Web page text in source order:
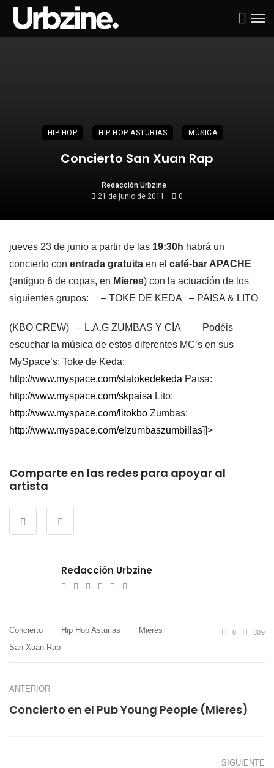
HIP HOP HIP HOP ASTURIAS MÚSICA
Concierto San Xuan Rap
Redacción Urbzine
21 de junio de 2011
0
jueves 23 de junio a partir de las 19:30h habrá un
concierto con entrada gratuita en el café-bar APACHE
(antiguo 6 de copas, en Mieres) con la actuación de los
siguientes grupos:
– TOKE DE KEDA – PAISA & LITO
(KBO CREW) – L.A.G ZUMBAS Y CÍA Podéis
escuchar la música de estos diferentes MC’s en sus
MySpace’s: Toke de Keda:
http://www.myspace.com/statokedekeda Paisa:
http://www.myspace.com/skpaisa Lito:
http://www.myspace.com/litokbo Zumbas:
http://www.myspace.com/elzumbaszumbillas]]>
Comparte en las redes para apoyar al
artista
Redacción Urbzine
WebsiteTwitterFacebook
Youtube
Concierto Hip Hop Asturias
Mieres
San Xuan Rap
0 809
ANTERIOR
Concierto en el Pub Young People (Mieres)
SIGUIENTE